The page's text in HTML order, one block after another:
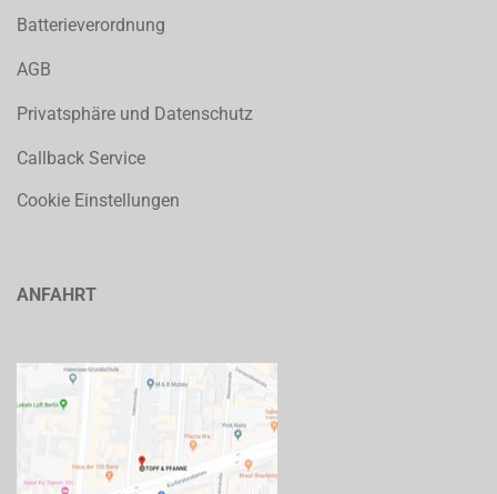
Batterieverordnung
AGB
Privatsphäre und Datenschutz
Callback Service
Cookie Einstellungen
ANFAHRT